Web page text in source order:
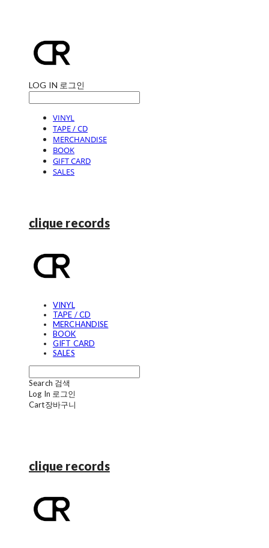
LOG IN 로그인
VINYL
TAPE / CD
MERCHANDISE
BOOK
GIFT CARD
SALES
clique records
VINYL
TAPE / CD
MERCHANDISE
BOOK
GIFT CARD
SALES
Search 검색
Log In 로그인
Cart장바구니
clique records